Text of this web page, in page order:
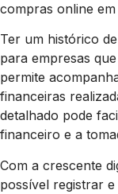
compras online
Ter um histórico
para empresas
permite
financeiras
detalhado pode
financeiro e a
Com a crescente
possível registrar